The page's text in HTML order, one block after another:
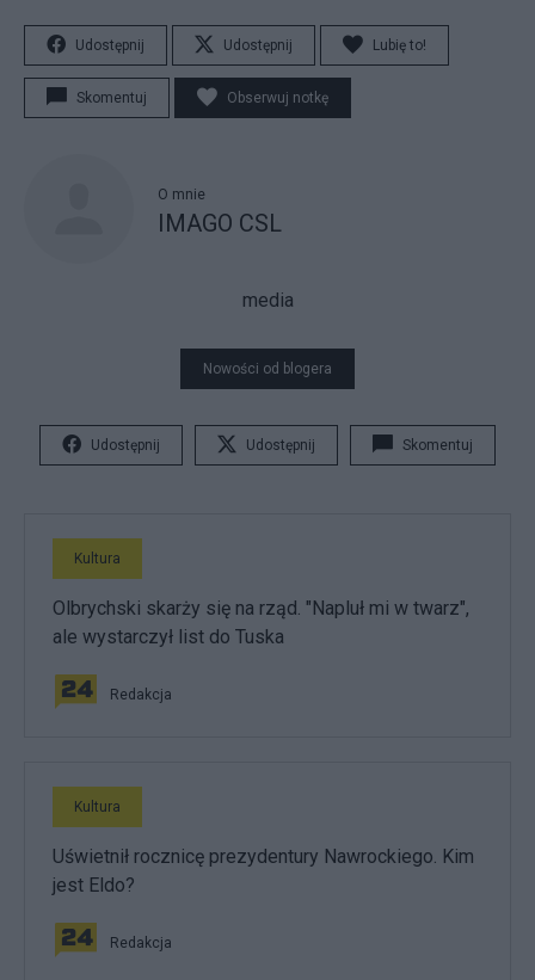
Udostępnij Udostępnij Lubię to!
Skomentuj Obserwuj notkę
O mnie
IMAGO CSL
media
Nowości od blogera
Udostępnij Udostępnij Skomentuj
Kultura
Olbrychski skarży się na rząd. "Napluł mi w twarz",
ale wystarczył list do Tuska
Redakcja
Kultura
Uświetnił rocznicę prezydentury Nawrockiego. Kim
jest Eldo?
Redakcja